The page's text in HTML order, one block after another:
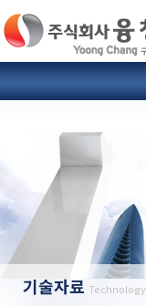
기술자료 Technology